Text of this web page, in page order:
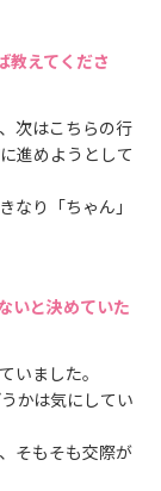
教えてくださ
次はこちらの行
進めようとして
なり「ちゃん」
いと決めていた
いました。
かは気にしてい
そもそも交際が